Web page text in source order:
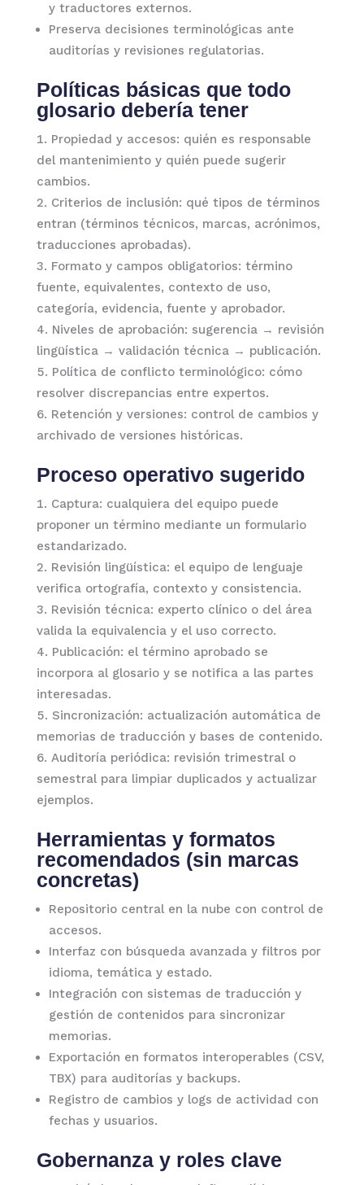
y traductores externos.
Preserva decisiones terminológicas ante
auditorías y revisiones regulatorias.
Políticas básicas que todo
glosario debería tener
Propiedad y accesos: quién es responsable
del mantenimiento y quién puede sugerir
cambios.
Criterios de inclusión: qué tipos de términos
entran (términos técnicos, marcas, acrónimos,
traducciones aprobadas).
Formato y campos obligatorios: término
fuente, equivalentes, contexto de uso,
categoría, evidencia, fuente y aprobador.
Niveles de aprobación: sugerencia → revisión
lingüística → validación técnica → publicación.
Política de conflicto terminológico: cómo
resolver discrepancias entre expertos.
Retención y versiones: control de cambios y
archivado de versiones históricas.
Proceso operativo sugerido
Captura: cualquiera del equipo puede
proponer un término mediante un formulario
estandarizado.
Revisión lingüística: el equipo de lenguaje
verifica ortografía, contexto y consistencia.
Revisión técnica: experto clínico o del área
valida la equivalencia y el uso correcto.
Publicación: el término aprobado se
incorpora al glosario y se notifica a las partes
interesadas.
Sincronización: actualización automática de
memorias de traducción y bases de contenido.
Auditoría periódica: revisión trimestral o
semestral para limpiar duplicados y actualizar
ejemplos.
Herramientas y formatos
recomendados (sin marcas
concretas)
Repositorio central en la nube con control de
accesos.
Interfaz con búsqueda avanzada y filtros por
idioma, temática y estado.
Integración con sistemas de traducción y
gestión de contenidos para sincronizar
memorias.
Exportación en formatos interoperables (CSV,
TBX) para auditorías y backups.
Registro de cambios y logs de actividad con
fechas y usuarios.
Gobernanza y roles clave